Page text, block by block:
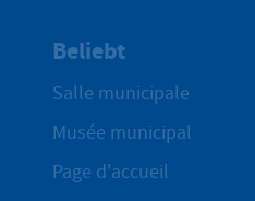
Beliebt
Salle municipale
Musée municipal
Page d'accueil